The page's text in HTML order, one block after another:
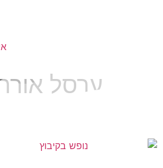
ערסל